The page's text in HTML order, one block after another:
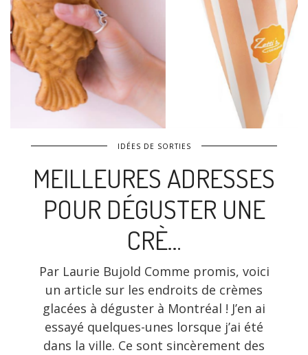
IDÉES DE SORTIES
MEILLEURES ADRESSES
POUR DÉGUSTER UNE
CRÈ…
Par Laurie Bujold Comme promis, voici
un article sur les endroits de crèmes
glacées à déguster à Montréal ! J’en ai
essayé quelques-unes lorsque j’ai été
dans la ville. Ce sont sincèrement des